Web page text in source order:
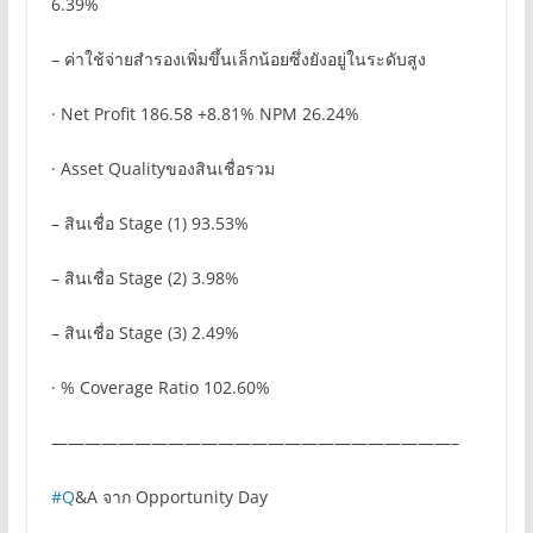
– ค่าใช้จ่ายสำรองเพิ่มขึ้นเล็กน้อยซึ่งยังอยู่ในระดับสูง
· Net Profit 186.58 +8.81% NPM 26.24%
· Asset Qualityของสินเชื่อรวม
– สินเชื่อ Stage (1) 93.53%
– สินเชื่อ Stage (2) 3.98%
– สินเชื่อ Stage (3) 2.49%
· % Coverage Ratio 102.60%
————————————————————————–
#Q&A จาก Opportunity Day